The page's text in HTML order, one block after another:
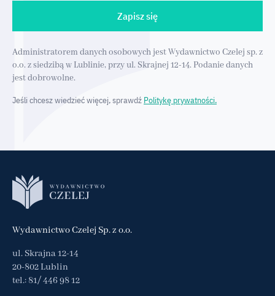
Zapisz się
Administratorem danych osobowych jest Wydawnictwo Czelej sp. z
o.o. z siedzibą w Lublinie, przy ul. Skrajnej 12-14. Podanie danych
jest dobrowolne.
Jeśli chcesz wiedzieć więcej, sprawdź Politykę prywatności.
Wydawnictwo Czelej Sp. z o.o.
ul. Skrajna 12-14
20-802 Lublin
tel.: 81/ 446 98 12